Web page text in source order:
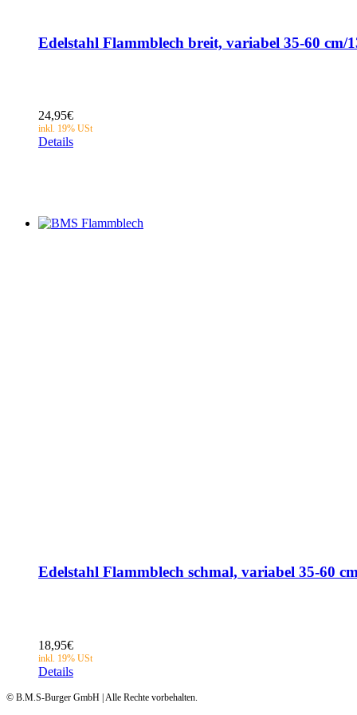
Edelstahl Flammblech breit, variabel 35-60 cm/
24,95€
Details
Edelstahl Flammblech schmal, variabel 35-60
18,95€
Details
© B.M.S-Burger GmbH | Alle Rechte vorbehalten.